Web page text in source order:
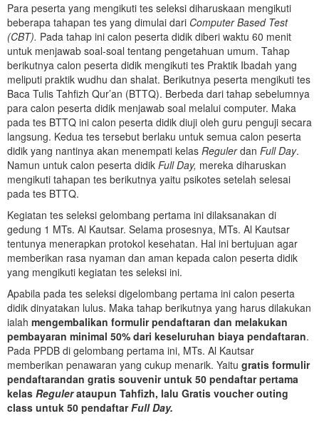
Para peserta yang mengikuti tes seleksi diharuskaan mengikuti
beberapa tahapan tes yang dimulai dari Computer Based Test
(CBT). Pada tahap ini calon peserta didik diberi waktu 60 menit
untuk menjawab soal-soal tentang pengetahuan umum. Tahap
berikutnya calon peserta didik mengikuti tes Praktik Ibadah yang
meliputi praktik wudhu dan shalat. Berikutnya peserta mengikuti tes
Baca Tulis Tahfizh Qur’an (BTTQ). Berbeda dari tahap sebelumnya
para calon peserta didik menjawab soal melalui computer. Maka
pada tes BTTQ ini calon peserta didik diuji oleh guru penguji secara
langsung. Kedua tes tersebut berlaku untuk semua calon peserta
didik yang nantinya akan menempati kelas Regulerdan Full Day.
Namun untuk calon peserta didik Full Day, mereka diharuskan
mengikuti tahapan tes berikutnya yaitu psikotes setelah selesai
pada tes BTTQ.
Kegiatan tes seleksi gelombang pertama ini dilaksanakan di
gedung 1 MTs. Al Kautsar. Selama prosesnya, MTs. Al Kautsar
tentunya menerapkan protokol kesehatan. Hal ini bertujuan agar
memberikan rasa nyaman dan aman kepada calon peserta didik
yang mengikuti kegiatan tes seleksi ini.
Apabila pada tes seleksi digelombang pertama ini calon peserta
didik dinyatakan lulus. Maka tahap berikutnya yang harus dilakukan
ialah mengembalikan formulir pendaftaran dan melakukan
pembayaran minimal 50% dari keseluruhan biaya pendaftaran.
Pada PPDB di gelombang pertama ini, MTs. Al Kautsar
memberikan penawaran yang cukup menarik. Yaitu gratis formulir
pendaftarandan gratis souvenir untuk 50 pendaftar pertama
kelas Regulerataupun Tahfizh, lalu Gratis voucher outing
class untuk 50 pendaftarFull Day.